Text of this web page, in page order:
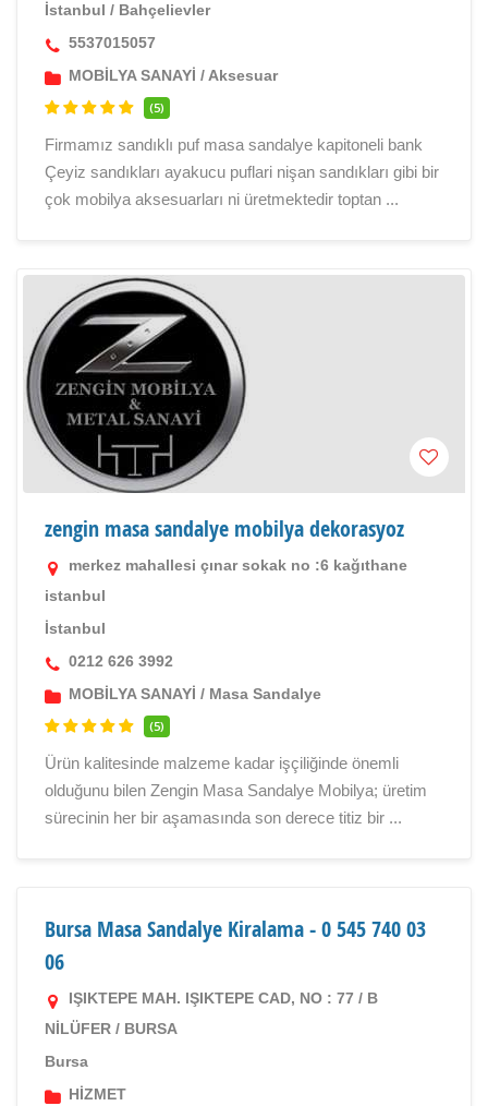
İstanbul / Bahçelievler
5537015057
MOBİLYA SANAYİ / Aksesuar
(5)
Firmamız sandıklı puf masa sandalye kapitoneli bank
Çeyiz sandıkları ayakucu puflari nişan sandıkları gibi bir
çok mobilya aksesuarları ni üretmektedir toptan ...
zengin masa sandalye mobilya dekorasyoz
merkez mahallesi çınar sokak no :6 kağıthane
istanbul
İstanbul
0212 626 3992
MOBİLYA SANAYİ / Masa Sandalye
(5)
Ürün kalitesinde malzeme kadar işçiliğinde önemli
olduğunu bilen Zengin Masa Sandalye Mobilya; üretim
sürecinin her bir aşamasında son derece titiz bir ...
Bursa Masa Sandalye Kiralama - 0 545 740 03
06
IŞIKTEPE MAH. IŞIKTEPE CAD, NO : 77 / B
NİLÜFER / BURSA
Bursa
HİZMET